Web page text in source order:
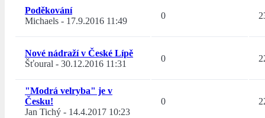
Poděkování
Michaels - 17.9.2016 11:49
0
Nové nádraží v České Lípě
Šťoural - 30.12.2016 11:31
0
"Modrá velryba" je v
Česku!
Jan Tichý - 14.4.2017 10:23
0